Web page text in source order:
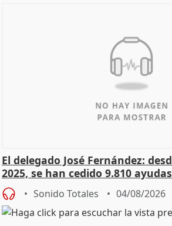
El delegado José Fernández:
2025, se han cedido 9.810
Sonido Totales 04/08/2026